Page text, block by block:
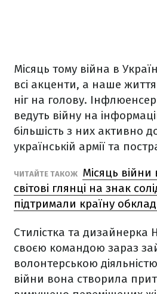
Місяць тому війна в
всі акценти, а наше
ніг на голову.
ведуть війну на
більшість з них активно
українській армії та
ЧИТАЙТЕ ТАКОЖ Місяць війни
світові глянці на знак
підтримали країну
Стилістка та дизайнерка
своєю командою зараз
волонтерською
війни вона створила